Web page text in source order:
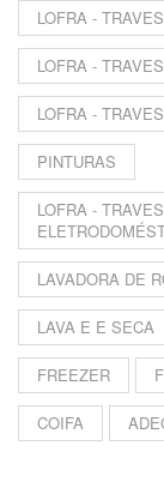
LOFRA -
LOFRA -
LOFRA -
PINTURAS
LOFRA -
LAVADORA DE
LAVA E E SECA
FREEZER
COIFA